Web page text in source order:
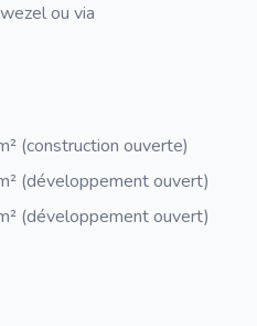
ou via
(construction ouverte)
(développement ouvert)
(développement ouvert)